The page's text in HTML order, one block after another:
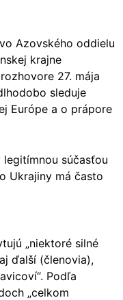
Azovského oddielu
krajne
27. mája
sleduje
Európe a o prápore
súčasťou
Ukrajiny má často
„niektoré silné
ďalší (členovia),
Podľa
„celkom